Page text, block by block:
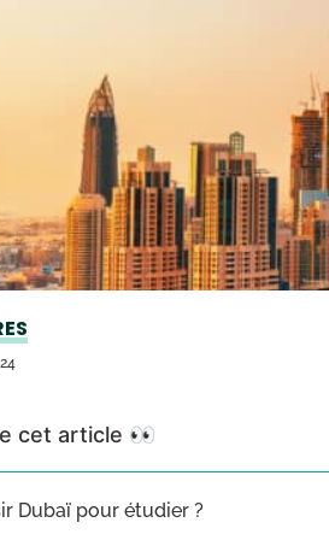
cet article 👀
Dubaï pour étudier ?